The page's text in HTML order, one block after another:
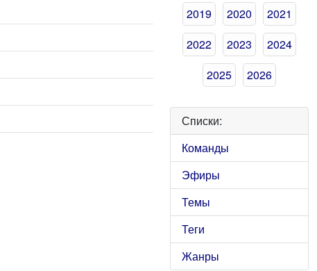
2019
2020
2021
2022
2023
2024
2025
2026
Списки:
Команды
Эфиры
Темы
Теги
Жанры